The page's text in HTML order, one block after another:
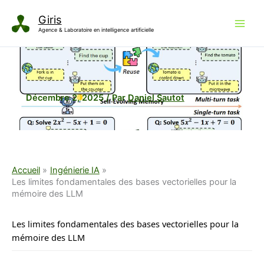
contenu
Giris
Agence & Laboratoire en intelligence artificielle
Décembre 2, 2025/ ParDaniel Sautot
Accueil
Ingénierie IA
Les limites fondamentales des bases vectorielles pour la
mémoire des LLM
Les limites fondamentales des bases vectorielles pour la
mémoire des LLM